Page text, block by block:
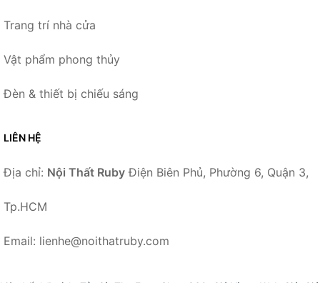
Trang trí nhà cửa
Vật phẩm phong thủy
Đèn & thiết bị chiếu sáng
LIÊN HỆ
Địa chỉ: Nội Thất Ruby Điện Biên Phủ, Phường 6, Quận 3,
Tp.HCM
Email: lienhe@noithatruby.com